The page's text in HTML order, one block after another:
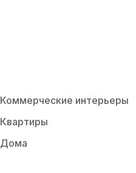
Коммерческие интерьеры
Квартиры
Дома